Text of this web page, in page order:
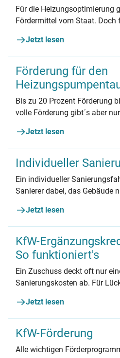
Für die Heizungsoptimierung
Fördermittel vom Staat. Doch
beantworten die wichtigsten
Jetzt lesen
Förderung für den
Bis zu 20 Prozent Förderung
volle Förderung gibt´s aber
Jetzt lesen
Individueller
Ein individueller
Sanierer dabei, das Gebäude
modernisieren.
Jetzt lesen
KfW-
So funktioniert's
Ein Zuschuss deckt oft nur
Sanierungskosten ab. Für
Jetzt lesen
KfW-Förderung
Alle wichtigen